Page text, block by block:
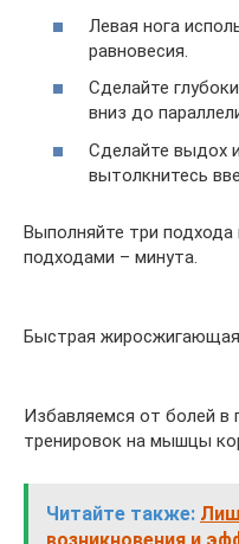
Левая нога
равновесия.
Сделайте
вниз до
Сделайте выдох
вытолкнитесь
Выполняйте три
подходами – минута.
Быстрая жиросжигающая
Избавляемся от болей
тренировок на мышцы
Читайте также:
возникновения и